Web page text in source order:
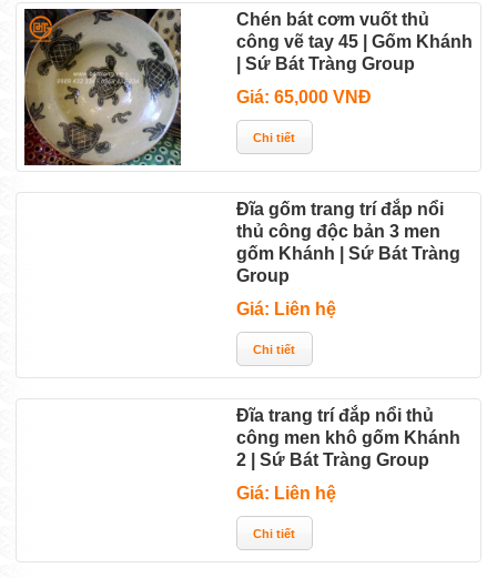
Chén bát cơm vuốt thủ
công vẽ tay 45 | Gốm Khánh
| Sứ Bát Tràng Group
Giá: 65,000 VNĐ
Đĩa gốm trang trí đắp nổi
thủ công độc bản 3 men
gốm Khánh | Sứ Bát Tràng
Group
Giá: Liên hệ
Đĩa trang trí đắp nổi thủ
công men khô gốm Khánh
2 | Sứ Bát Tràng Group
Giá: Liên hệ